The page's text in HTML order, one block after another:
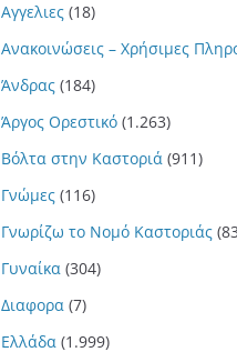
Αγγελιες (18)
Ανακοινώσεις – Χρήσιμες
Άνδρας (184)
Άργος Ορεστικό (1.263)
Βόλτα στην Καστοριά (911)
Γνώμες (116)
Γνωρίζω το Νομό Καστοριάς
Γυναίκα (304)
Διαφορα (7)
Ελλάδα (1.999)